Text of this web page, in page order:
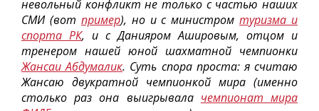
невольный конфликт не только с частью наших
СМИ (вот пример), но и с министромтуризма и
спорта РК, и с Данияром Ашировым, отцом и
тренером нашей юной шахматной чемпионки
Жансаи Абдумалик. Суть спора проста: я считаю
Жансаю двукратной чемпионкой мира (именно
столько раз она выигрывала чемпионат мира